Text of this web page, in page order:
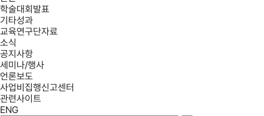
학술대회발표
기타성과
교육연구단자료
소식
공지사항
세미나/행사
언론보도
사업비집행신고센터
관련사이트
ENG